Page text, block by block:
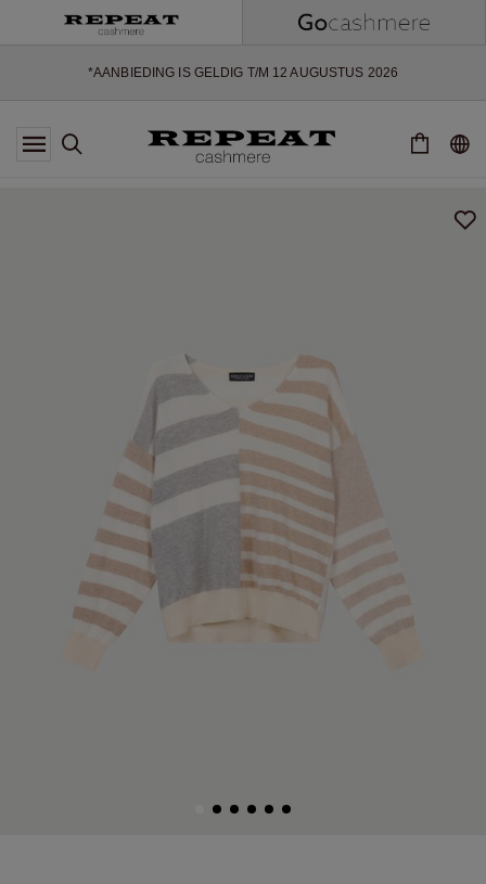
*AANBIEDING IS GELDIG T/M 12 AUGUSTUS 2026
*NIET GELDIG VOOR LIMITED EDITION
*UITZONDERINGEN KUNNEN VAN TOEPASSING ZIJN